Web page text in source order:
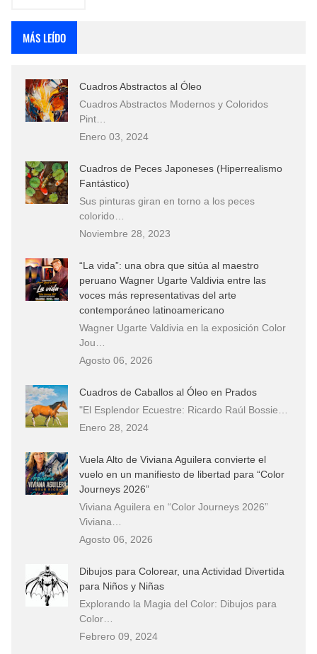
MÁS LEÍDO
Cuadros Abstractos al Óleo
Cuadros Abstractos Modernos y Coloridos
Pint…
Enero 03, 2024
Cuadros de Peces Japoneses (Hiperrealismo
Fantástico)
Sus pinturas giran en torno a los peces
colorido…
Noviembre 28, 2023
“La vida”: una obra que sitúa al maestro
peruano Wagner Ugarte Valdivia entre las
voces más representativas del arte
contemporáneo latinoamericano
Wagner Ugarte Valdivia en la exposición Color
Jou…
Agosto 06, 2026
Cuadros de Caballos al Óleo en Prados
"El Esplendor Ecuestre: Ricardo Raúl Bossie…
Enero 28, 2024
Vuela Alto de Viviana Aguilera convierte el
vuelo en un manifiesto de libertad para “Color
Journeys 2026”
Viviana Aguilera en “Color Journeys 2026”
Viviana…
Agosto 06, 2026
Dibujos para Colorear, una Actividad Divertida
para Niños y Niñas
Explorando la Magia del Color: Dibujos para
Color…
Febrero 09, 2024